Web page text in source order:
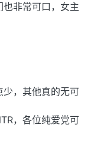
非常可口，女主
少，其他真的无可
，各位纯爱党可